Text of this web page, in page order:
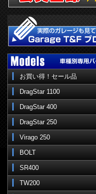
お買い得！セール品
DragStar 1100
DragStar 400
DragStar 250
Virago 250
BOLT
SR400
TW200